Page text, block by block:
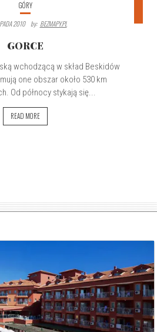
GÓRY
2010
By: BEZMAPY.PL
GORCE
wchodzącą w skład Beskidów
one obszar około 530 km
Od północy stykają się...
READ MORE